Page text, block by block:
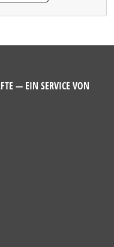
— EIN SERVICE VON